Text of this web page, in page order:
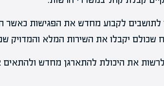
לתושבים לקבוע מחדש את הפגישות כאשר
שכולם יקבלו את השירות המלא והמדויק
את היכולת להתארגן מחדש